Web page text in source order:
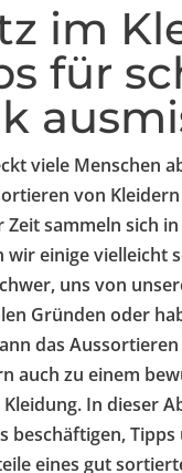
im
für
viele Menschen
von
sammeln sich
einige vielleicht
uns von
Gründen oder
das
auch zu einem
In dieser
beschäftigen,
eines gut